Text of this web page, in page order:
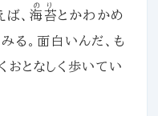
ば、海苔
のり
とかわかめ
る。面白いんだ、も
おとなしく歩いてい